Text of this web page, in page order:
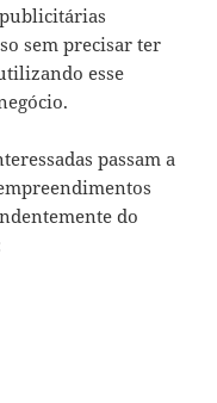
sem precisar ter
esse
passam a
do